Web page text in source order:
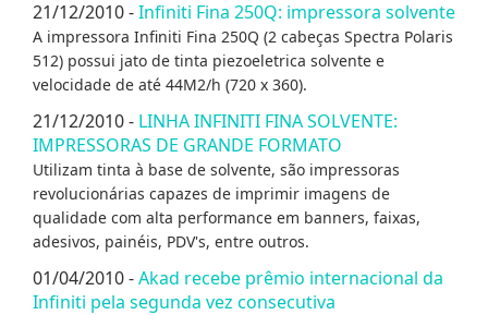
21/12/2010 -Infiniti Fina 250Q: impressora solvente
A impressora Infiniti Fina 250Q (2 cabeças Spectra Polaris
512) possui jato de tinta piezoeletrica solvente e
velocidade de até 44M2/h (720 x 360).
21/12/2010 - LINHA INFINITI FINA SOLVENTE:
IMPRESSORAS DE GRANDE FORMATO
Utilizam tinta à base de solvente, são impressoras
revolucionárias capazes de imprimir imagens de
qualidade com alta performance em banners, faixas,
adesivos, painéis, PDV's, entre outros.
01/04/2010 -Akad recebe prêmio internacional da
Infiniti pela segunda vez consecutiva